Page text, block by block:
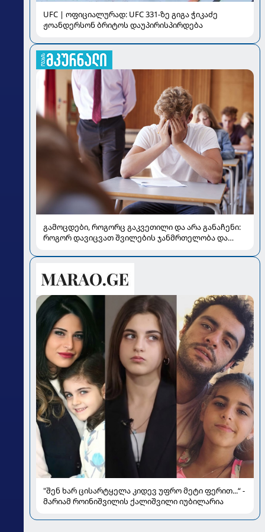
UFC | ოფიციალურად: UFC 331-ზე გიგა ჭიკაძე
ჟოანდერსონ ბრიტოს დაუპირისპირდება
გამოცდები, როგორც გაკვეთილი და არა განაჩენი:
როგორ დავიცვათ შვილების ჯანმრთელობა და
"შენ ხარ ცისარტყელა კიდევ უფრო მეტი ფერით...“ -
მარიამ როინიშვილის ქალიშვილი იუბილარია